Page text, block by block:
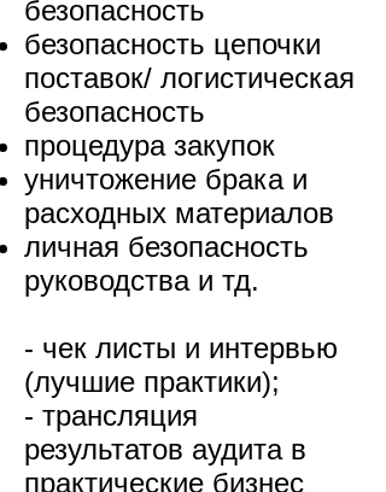
безопасность
безопасность цепочки
поставок/ логистическая
безопасность
процедура закупок
уничтожение брака и
расходных материалов
личная безопасность
руководства и тд.
- чек листы и интервью
(лучшие практики);
- трансляция
результатов аудита в
практические бизнес